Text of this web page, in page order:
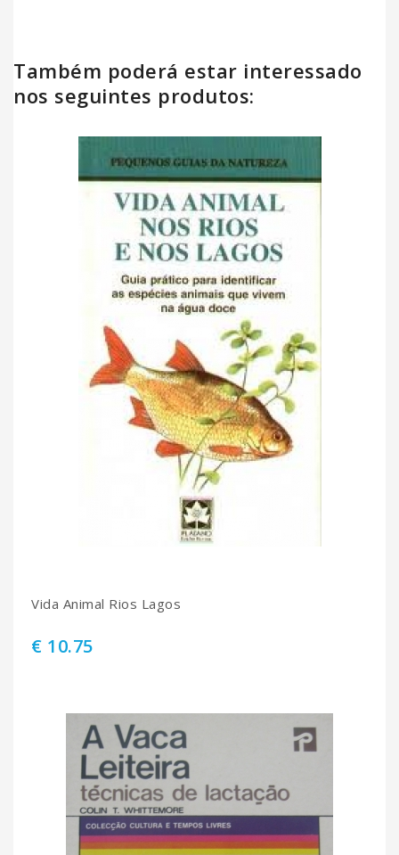
Também poderá estar interessado
nos seguintes produtos:
Vida Animal Rios Lagos
€ 10.75